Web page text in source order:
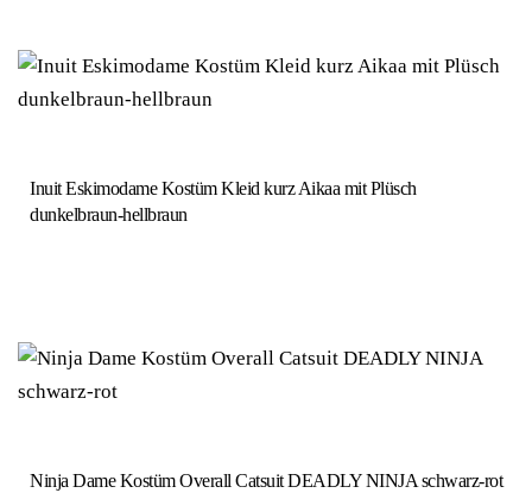
Inuit Eskimodame Kostüm Kleid kurz Aikaa mit Plüsch
dunkelbraun-hellbraun
Ninja Dame Kostüm Overall Catsuit DEADLY NINJA schwarz-rot